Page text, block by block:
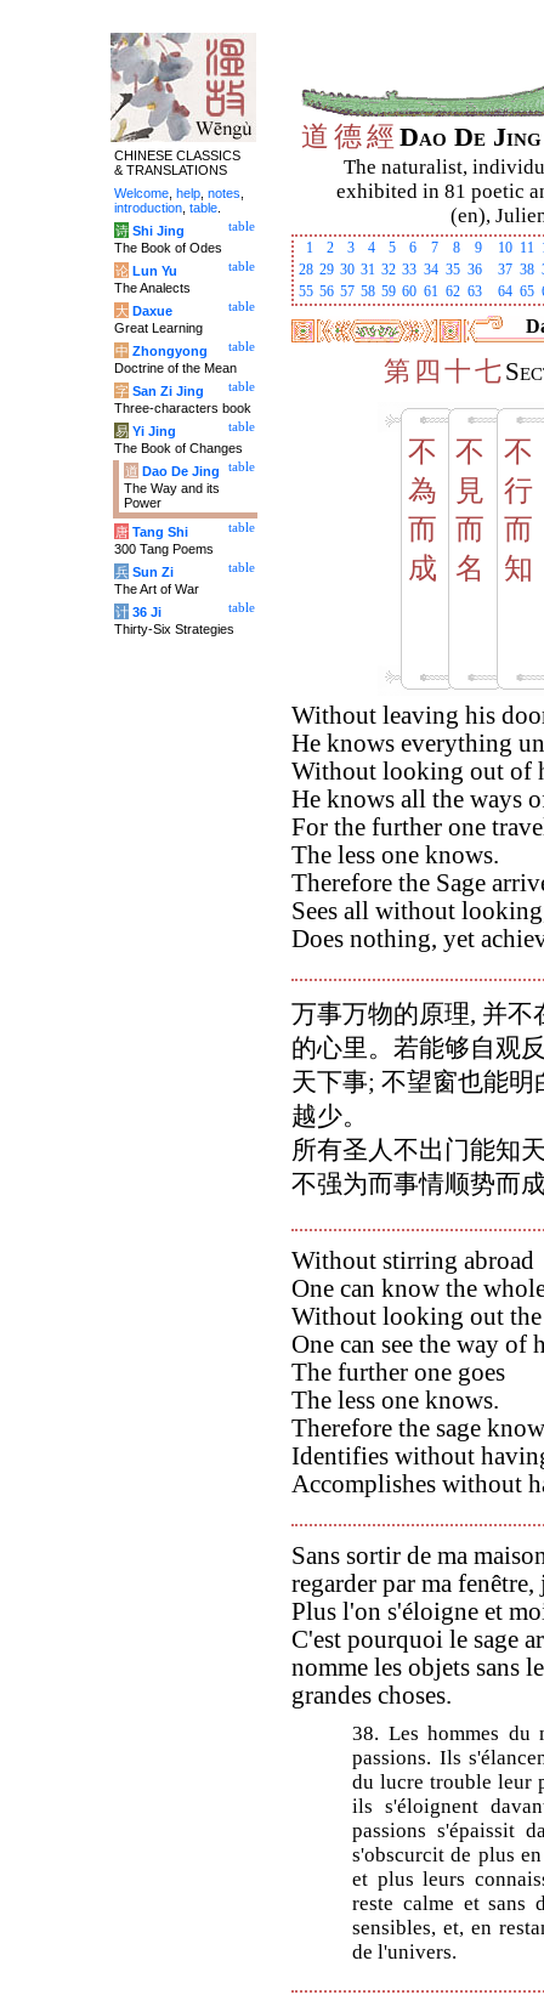
道 德經 Dao De
The naturalist,
exhibited in 81 poetic
(en),
1 2 3 4 5 6 7 8 9 10 11
28 29 30 31 32 33 34 35 36 37 38
55 56 57 58 59 60 61 62 63 64 65
第 四 十七
不
為
而
成
不
見
而
名
不
行
而
知
Without leaving his
He knows everything
Without looking out of
He knows all the ways
For the further one
The less one knows.
Therefore the Sage
Sees all without
Does nothing, yet
万事万物的原理, 并不
的心里。若能够自观
天下事; 不望窗也能
越少。
所有圣人不出门能知
不强为而事情顺势而
Without stirring abroad
One can know the
Without looking out
One can see the way of
The further one goes
The less one knows.
Therefore the sage
Identifies without
Accomplishes without
Sans sortir de ma
regarder par ma
Plus l'on s'éloigne et
C'est pourquoi le sage
nomme les objets sans
grandes choses.
38. Les hommes du
passions. Ils
du lucre trouble leur
ils s'éloignent
passions s'épaissit
s'obscurcit de plus
et plus leurs
reste calme et sans
sensibles, et, en
de l'univers.
CHINESE CLASSICS
& TRANSLATIONS
Welcome help notes
introduction table
table
诗 Shi Jing
The Book of Odes
table
论 Lun Yu
The Analects
table
大 Daxue
Great Learning
table
中 Zhongyong
Doctrine of the Mean
table
字 San Zi Jing
Three-characters book
table
易 Yi Jing
The Book of Changes
table
道 Dao De Jing
The Way and its
Power
table
唐 Tang Shi
300 Tang Poems
table
兵 Sun Zi
The Art of War
table
计 36 Ji
Thirty-Six Strategies